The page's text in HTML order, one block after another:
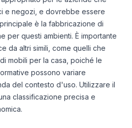
e negozi, e dovrebbe essere
è la fabbricazione di
per questi ambienti. È importante
da altri simili, come quelli che
mobili per la casa, poiché le
possono variare
del contesto d'uso. Utilizzare il
classificazione precisa e